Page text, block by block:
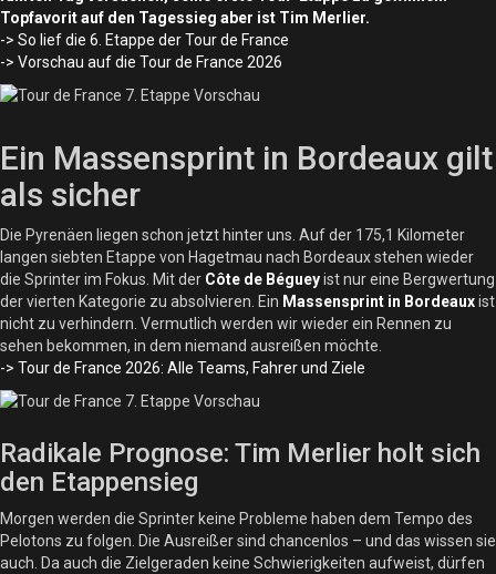
Topfavorit auf den Tagessieg aber ist Tim Merlier.
-> So lief die 6. Etappe der Tour de France
-> Vorschau auf die Tour de France 2026
Ein Massensprint in Bordeaux gilt
als sicher
Die Pyrenäen liegen schon jetzt hinter uns. Auf der 175,1 Kilometer
langen siebten Etappe von Hagetmau nach Bordeaux stehen wieder
die Sprinter im Fokus. Mit der Côte de Bégueyist nur eine Bergwertung
der vierten Kategorie zu absolvieren. Ein Massensprint in Bordeauxist
nicht zu verhindern. Vermutlich werden wir wieder ein Rennen zu
sehen bekommen, in dem niemand ausreißen möchte.
-> Tour de France 2026: Alle Teams, Fahrer und Ziele
Radikale Prognose: Tim Merlier holt sich
den Etappensieg
Morgen werden die Sprinter keine Probleme haben dem Tempo des
Pelotons zu folgen. Die Ausreißer sind chancenlos – und das wissen sie
auch. Da auch die Zielgeraden keine Schwierigkeiten aufweist, dürfen